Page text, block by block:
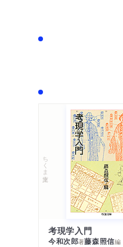
ちくま文庫
考現学入門
今和次郎著藤森照信編